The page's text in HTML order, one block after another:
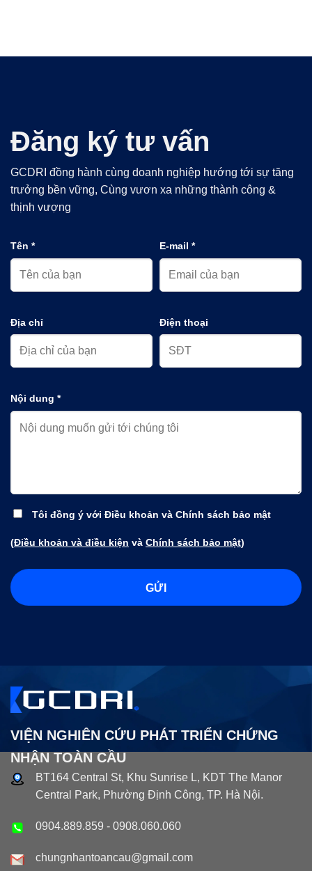
Đăng ký tư vấn
GCDRI đồng hành cùng doanh nghiệp hướng tới sự tăng
trưởng bền vững, Cùng vươn xa những thành công &
thịnh vượng
Tên * E-mail *
Địa chỉ Điện thoại
Nội dung *
Tôi đồng ý với Điều khoản và Chính sách bảo mật
(Điều khoản và điều kiện và Chính sách bảo mật)
VIỆN NGHIÊN CỨU PHÁT TRIỂN CHỨNG
NHẬN TOÀN CẦU
BT164 Central St, Khu Sunrise L, KDT The Manor
Central Park, Phường Định Công, TP. Hà Nội.
0904.889.859 - 0908.060.060
chungnhantoancau@gmail.com